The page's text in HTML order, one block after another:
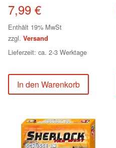
7,99 €
Enthält 19% MwSt
zzgl. Versand
Lieferzeit: ca. 2-3 Werktage
In den Warenkorb